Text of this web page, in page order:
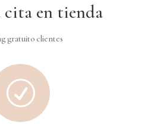
cita en tienda
gratuito clientes
R